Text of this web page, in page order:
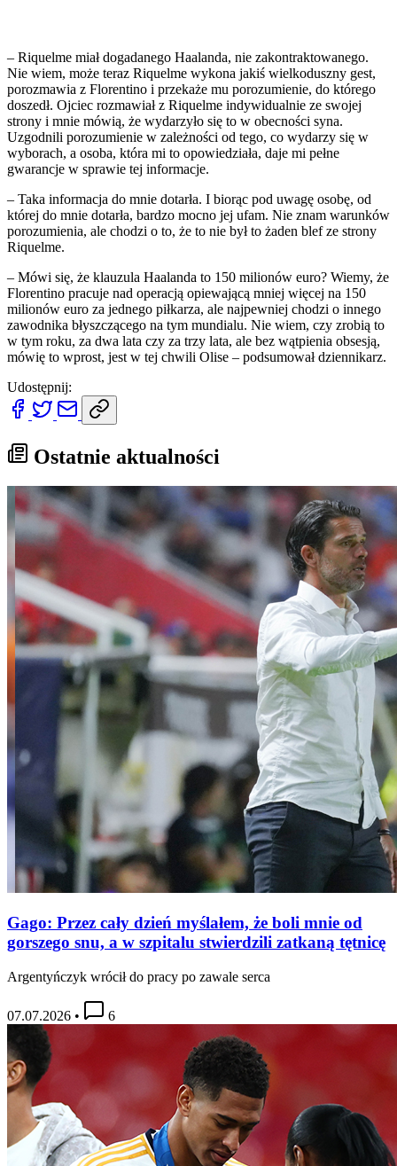
– Riquelme miał dogadanego Haalanda, nie zakontraktowanego.
Nie wiem, może teraz Riquelme wykona jakiś wielkoduszny gest,
porozmawia z Florentino i przekaże mu porozumienie, do którego
doszedł. Ojciec rozmawiał z Riquelme indywidualnie ze swojej
strony i mnie mówią, że wydarzyło się to w obecności syna.
Uzgodnili porozumienie w zależności od tego, co wydarzy się w
wyborach, a osoba, która mi to opowiedziała, daje mi pełne
gwarancje w sprawie tej informacje.
– Taka informacja do mnie dotarła. I biorąc pod uwagę osobę, od
której do mnie dotarła, bardzo mocno jej ufam. Nie znam warunków
porozumienia, ale chodzi o to, że to nie był to żaden blef ze strony
Riquelme.
– Mówi się, że klauzula Haalanda to 150 milionów euro? Wiemy, że
Florentino pracuje nad operacją opiewającą mniej więcej na 150
milionów euro za jednego piłkarza, ale najpewniej chodzi o innego
zawodnika błyszczącego na tym mundialu. Nie wiem, czy zrobią to
w tym roku, za dwa lata czy za trzy lata, ale bez wątpienia obsesją,
mówię to wprost, jest w tej chwili Olise – podsumował dziennikarz.
Udostępnij:
Ostatnie aktualności
Gago: Przez cały dzień myślałem, że boli mnie od
gorszego snu, a w szpitalu stwierdzili zatkaną tętnicę
Argentyńczyk wrócił do pracy po zawale serca
07.07.2026 • 6